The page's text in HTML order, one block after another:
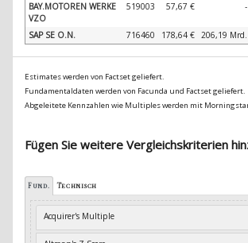
BAY.MOTOREN WERKE
VZO
519003 57,67 € -
SAP SE O.N. 716460 178,64 € 206,19 Mrd.
Estimates werden von Factset geliefert.
Fundamentaldaten werden von Facunda und Factset geliefert.
Abgeleitete Kennzahlen wie Multiples werden mit
Fügen Sie weitere Vergleichskriterien
Fund. Technisch
Acquirer's Multiple